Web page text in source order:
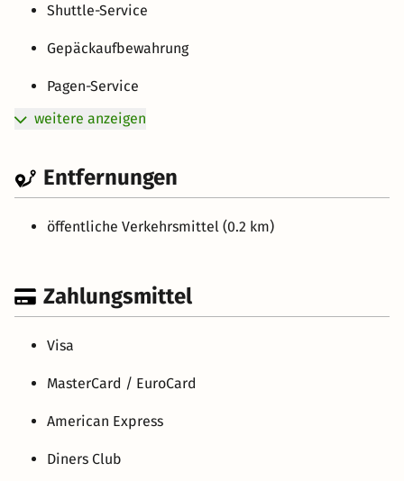
Shuttle-Service
Gepäckaufbewahrung
Pagen-Service
weitere anzeigen
Entfernungen
öffentliche Verkehrsmittel (0.2 km)
Zahlungsmittel
Visa
MasterCard / EuroCard
American Express
Diners Club